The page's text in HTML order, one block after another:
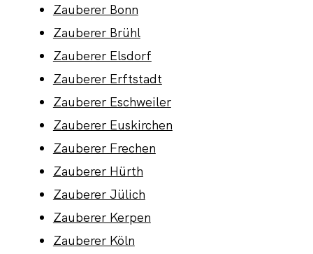
Zauberer Bonn
Zauberer Brühl
Zauberer Elsdorf
Zauberer Erftstadt
Zauberer Eschweiler
Zauberer Euskirchen
Zauberer Frechen
Zauberer Hürth
Zauberer Jülich
Zauberer Kerpen
Zauberer Köln